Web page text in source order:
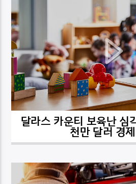
CURRENT TRACK
TITLE
ARTIST
DK NET Radio.co
달라스 카운티 보육난
천만 달러 경